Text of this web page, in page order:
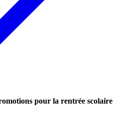
pour la rentrée scolaire